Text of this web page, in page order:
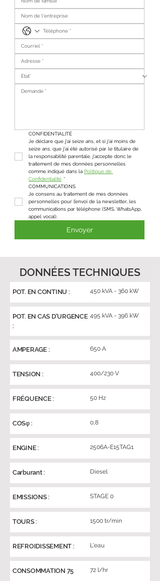
CONFIDENTIALITÉ
Je déclare que j'ai seize ans, et si j'ai moins de
seize ans, que j'ai été autorisé par le titulaire de
la responsabilité parentale, j'accepte donc le
traitement de mes données personnelles
comme indiqué dans la Politique de
Confidentialité *
COMMUNICATIONS
Je consens au traitement de mes données
personnelles pour l’envoi de la newsletter, les
communications par téléphone (SMS, WhatsApp,
appel vocal).
Envoyer
DONNÉES TECHNIQUES
POT. EN CONTINU : 450 kVA - 360 kW
POT. EN CAS D'URGENCE
:
495 kVA - 396 kW
AMPERAGE : 650 A
TENSION : 400/230 V
FRÉQUENCE : 50 Hz
COSφ : 0,8
ENGINE : 2506A-E15TAG1
Carburant : Diesel
EMISSIONS : STAGE 0
TOURS : 1500 tr/min
REFROIDISSEMENT : L'eau
CONSOMMATION 75 72 l/hr